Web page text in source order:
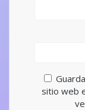
sitio web